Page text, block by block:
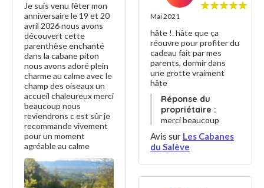
Je suis venu fêter mon
anniversaire le 19 et 20
avril 2026 nous avons
découvert cette
parenthèse enchanté
dans la cabane piton
nous avons adoré plein
charme au calme avec le
champ des oiseaux un
accueil chaleureux merci
beaucoup nous
reviendrons c est sûr je
recommande vivement
pour un moment
agréable au calme
Mai 2021
hâte !. hâte que ça
réouvre pour profiter du
cadeau fait par mes
parents, dormir dans
une grotte vraiment
hâte
Réponse du
propriétaire :
merci beaucoup
Avis sur Les Cabanes
du Salève